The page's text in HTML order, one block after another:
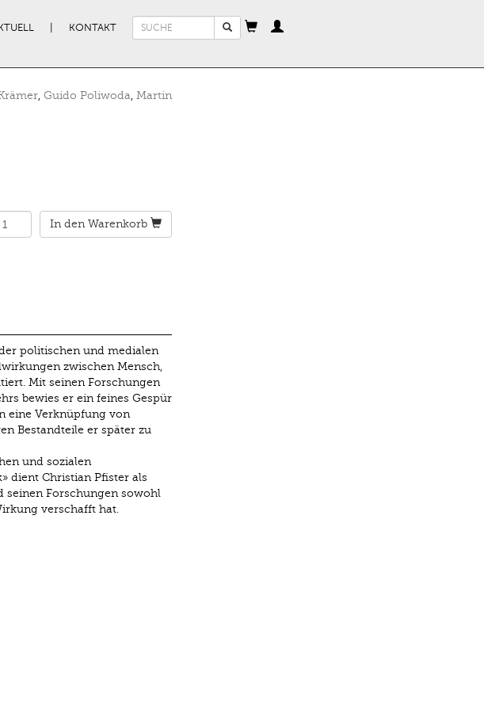
KONTAKT
Suchformular
, Guido Poliwoda, Martin
In den Warenkorb
politischen und medialen
zwischen Mensch,
Mit seinen Forschungen
bewies er ein feines Gespür
eine Verknüpfung von
Bestandteile er später zu
und sozialen
dient Christian Pfister als
seinen Forschungen sowohl
verschafft hat.